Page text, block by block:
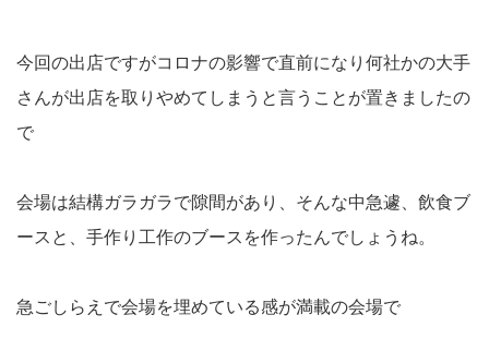
今回の出店ですがコロナの影響で直前になり何社かの大手
さんが出店を取りやめてしまうと言うことが置きましたの
で
会場は結構ガラガラで隙間があり、そんな中急遽、飲食ブ
ースと、手作り工作のブースを作ったんでしょうね。
急ごしらえで会場を埋めている感が満載の会場で